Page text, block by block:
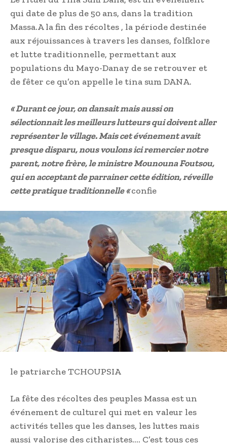
qui date de plus de 50 ans, dans la tradition
Massa.A la fin des récoltes , la période destinée
aux réjouissances à travers les danses, folfklore
et lutte traditionnelle, permettant aux
populations du Mayo-Danay de se retrouver et
de fêter ce qu’on appelle le tina sum DANA.
« Durant ce jour, on dansait mais aussi on
sélectionnait les meilleurs lutteurs qui doivent aller
représenter le village. Mais cet événement avait
presque disparu, nous voulons ici remercier notre
parent, notre frère, le ministre Mounouna Foutsou,
qui en acceptant de parrainer cette édition, réveille
cette pratique traditionnelle «confie
le patriarche TCHOUPSIA
La fête des récoltes des peuples Massa est un
événement de culturel qui met en valeur les
activités telles que les danses, les luttes mais
aussi valorise des citharistes…. C’est tous ces